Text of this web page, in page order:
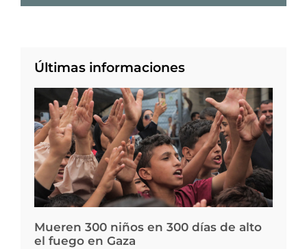
Últimas informaciones
Mueren 300 niños en 300 días de alto
el fuego en Gaza